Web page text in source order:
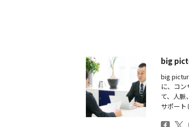
big
big
に、コ
て、人脈
サポート